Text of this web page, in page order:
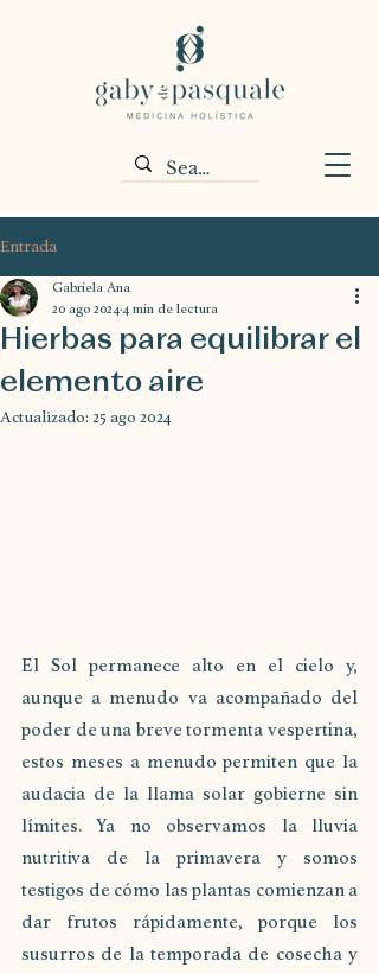
Entrada
Hierbas para equilibrar el
elemento aire
Gabriela Ana
20 ago 2024 4 min de lectura
Actualizado: 25 ago 2024
El Sol permanece alto en el cielo y,
aunque a menudo va acompañado del
poder de una breve tormenta vespertina,
estos meses a menudo permiten que la
audacia de la llama solar gobierne sin
límites. Ya no observamos la lluvia
nutritiva de la primavera y somos
testigos de cómo las plantas comienzan a
dar frutos rápidamente, porque los
susurros de la temporada de cosecha y